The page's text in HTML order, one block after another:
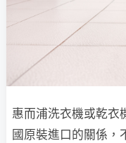
惠而浦洗衣機或乾衣
國原裝進口的關係，